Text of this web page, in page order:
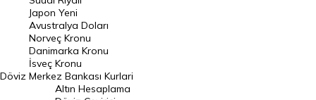
Avustralya Doları
Danimarka Kronu Kuru
Kanada Doları Kuru
Norveç Kronu Kuru
Döviz
Japon Yeni
Avustralya Doları
Norveç Kronu
Danimarka Kronu
İsveç Kronu
Merkez Bankası Kurlari
Altın Hesaplama